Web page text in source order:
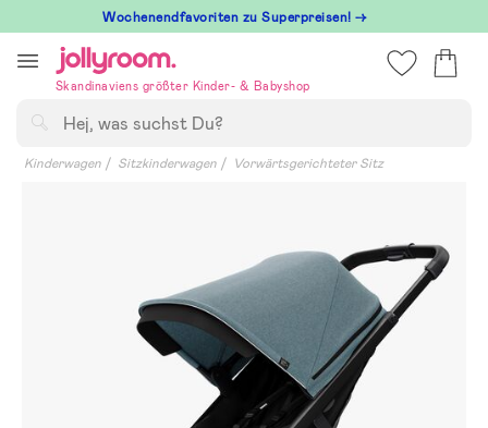
till
innehållet
Wochenendfavoriten zu Superpreisen! →
Skandinaviens größter Kinder- & Babyshop
Kinderwagen Sitzkinderwagen Vorwärtsgerichteter Sitz